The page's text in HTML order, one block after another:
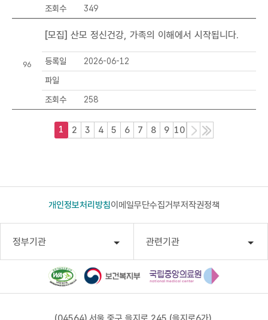
조회수
349
96
[모집] 산모 정신건강, 가족의 이해에서 시작됩니다.
등록일
2026-06-12
파일
조회수
258
1 2 3 4 5 6 7 8 9 10
다
끝
개인정보처리방침이메일무단수집거부저작권정책
정부기관 관련기관